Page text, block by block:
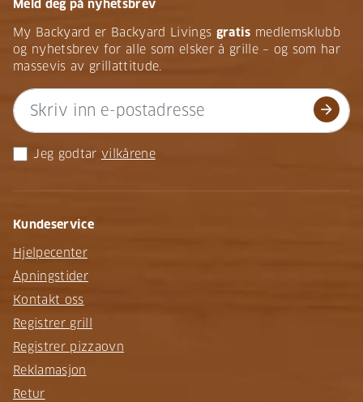
Meld deg på nyhetsbrev
My Backyard er Backyard Livings gratis medlemsklubb
og nyhetsbrev for alle som elsker å grille – og som har
massevis av grillattitude.
arrow_forward
Jeg godtar vilkårene
Kundeservice
Hjelpecenter
Åpningstider
Kontakt oss
Registrer grill
Registrer pizzaovn
Reklamasjon
Retur